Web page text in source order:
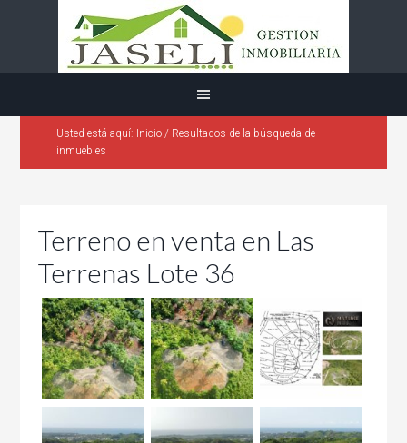
Usted está aquí: Inicio / Resultados de la búsqueda de
inmuebles
Terreno en venta en Las
Terrenas Lote 36